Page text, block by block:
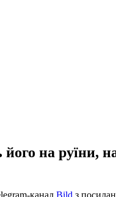
його на руїни,
канал Bild з